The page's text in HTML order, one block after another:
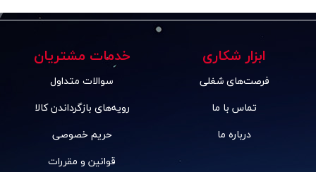
ابزار شکاری
فرصت‌های شغلی
تماس با ما
درباره ما
خدمات مشتریان
سوالات متداول
رویه‌های بازگرداندن کالا
حریم خصوصی
قوانین و مقررات